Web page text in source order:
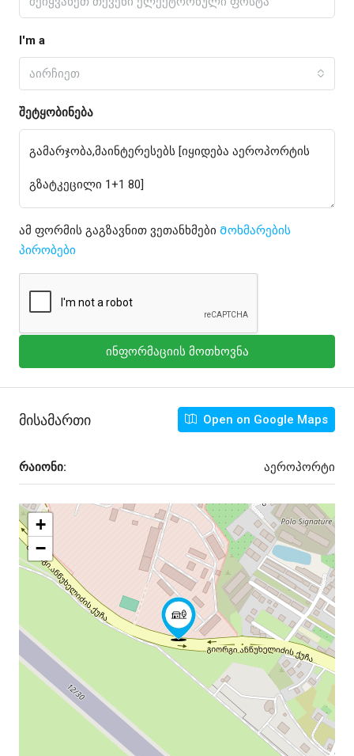
I'm a
აირჩიეთ
შეტყობინება
ამ ფორმის გაგზავნით ვეთანხმები Მოხმარების
პირობები
ინფორმაციის მოთხოვნა
Მისამართი Open on Google Maps
რაიონი: აეროპორტი
+
−